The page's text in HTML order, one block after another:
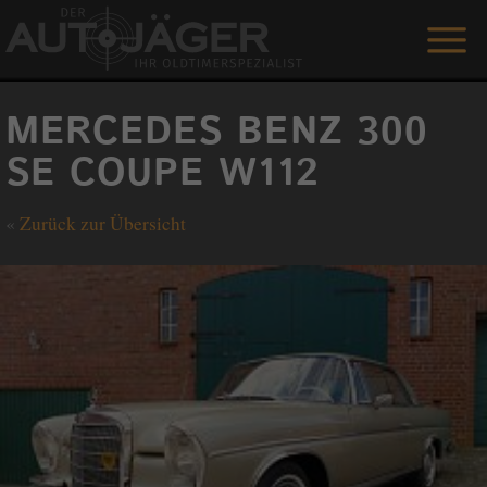
ANGEBOTE
LEISTUNGEN
REFERENZEN
DER AUTOJÄGER
GÄSTEBUCH
KONTAKT
0 1515 / 466 66 80
MERCEDES BENZ 300
SE COUPE W112
« Zurück zur Übersicht